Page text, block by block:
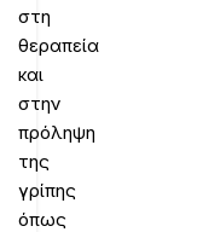
στη
θεραπεία
και
στην
πρόληψη
της
γρίπης
όπως